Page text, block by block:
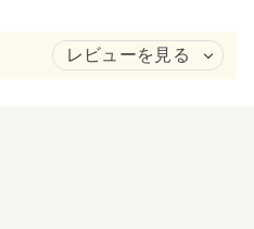
レビューを見る